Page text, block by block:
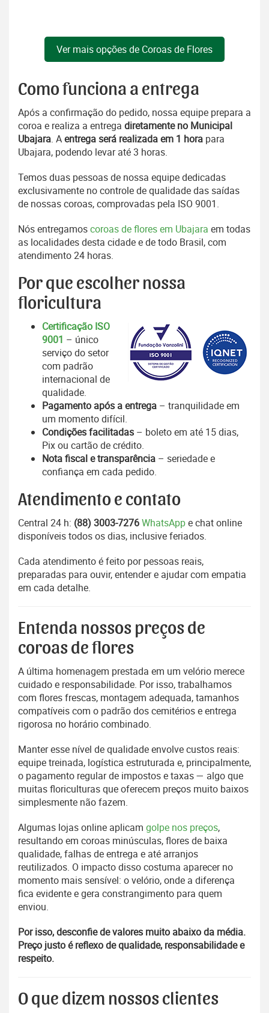
Ver mais opções de Coroas de Flores
Como funciona a entrega
Após a confirmação do pedido, nossa equipe prepara a
coroa e realiza a entrega diretamente no Municipal
Ubajara. Aentrega será realizada em 1 hora para
Ubajara, podendo levar até 3 horas.
Temos duas pessoas de nossa equipe dedicadas
exclusivamente no controle de qualidade das saídas
de nossas coroas, comprovadas pela ISO 9001.
Nós entregamoscoroas de flores em Ubajara em todas
as localidades desta cidade e de todo Brasil, com
atendimento 24 horas.
Por que escolher nossa
floricultura
Certificação ISO
9001 – único
serviço do setor
com padrão
internacional de
qualidade.
Pagamento após a entrega – tranquilidade em
um momento difícil.
Condições facilitadas – boleto em até 15 dias,
Pix ou cartão de crédito.
Nota fiscal e transparência – seriedade e
confiança em cada pedido.
Atendimento e contato
Central 24 h: (88) 3003-7276WhatsAppe chat online
disponíveis todos os dias, inclusive feriados.
Cada atendimento é feito por pessoas reais,
preparadas para ouvir, entender e ajudar com empatia
em cada detalhe.
Entenda nossos preços de
coroas de flores
A última homenagem prestada em um velório merece
cuidado e responsabilidade. Por isso, trabalhamos
com flores frescas, montagem adequada, tamanhos
compatíveis com o padrão dos cemitérios e entrega
rigorosa no horário combinado.
Manter esse nível de qualidade envolve custos reais:
equipe treinada, logística estruturada e, principalmente,
o pagamento regular de impostos e taxas — algo que
muitas floriculturas que oferecem preços muito baixos
simplesmente não fazem.
Algumas lojas online aplicam golpe nos preços,
resultando em coroas minúsculas, flores de baixa
qualidade, falhas de entrega e até arranjos
reutilizados. O impacto disso costuma aparecer no
momento mais sensível: o velório, onde a diferença
fica evidente e gera constrangimento para quem
enviou.
Por isso, desconfie de valores muito abaixo da média.
Preço justo é reflexo de qualidade, responsabilidade e
respeito.
O que dizem nossos clientes